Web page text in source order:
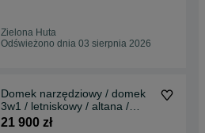
Zielona Huta
Odświeżono dnia 03 sierpnia 2026
Domek narzędziowy / domek
3w1 / letniskowy / altana /
domki / 9x4
21 900 zł